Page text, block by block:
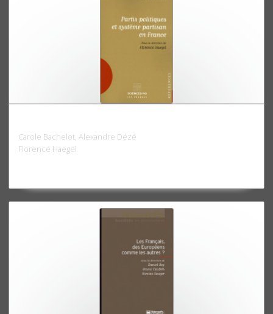
Carole Bachelot, Alexandre Dézé
Florence Haegel